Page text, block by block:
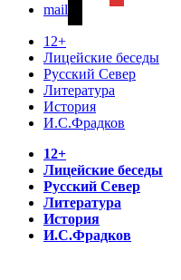
mail
12+
Лицейские беседы
Русский Север
Литература
История
И.С.Фрадков
12+
Лицейские беседы
Русский Север
Литература
История
И.С.Фрадков